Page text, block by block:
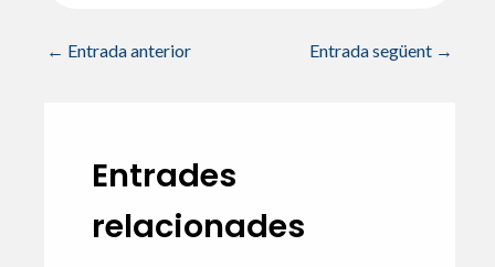
← Entrada anterior Entrada següent →
Entrades
relacionades